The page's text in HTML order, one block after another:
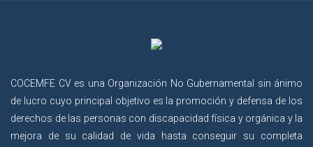
COCEMFE CV es una Organización No Gubernamental sin ánimo
de lucro cuyo principal objetivo es la promoción y defensa de los
derechos de las personas con discapacidad física y orgánica y la
mejora de su calidad de vida hasta conseguir su completa